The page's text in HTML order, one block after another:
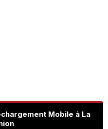
Mobile à La